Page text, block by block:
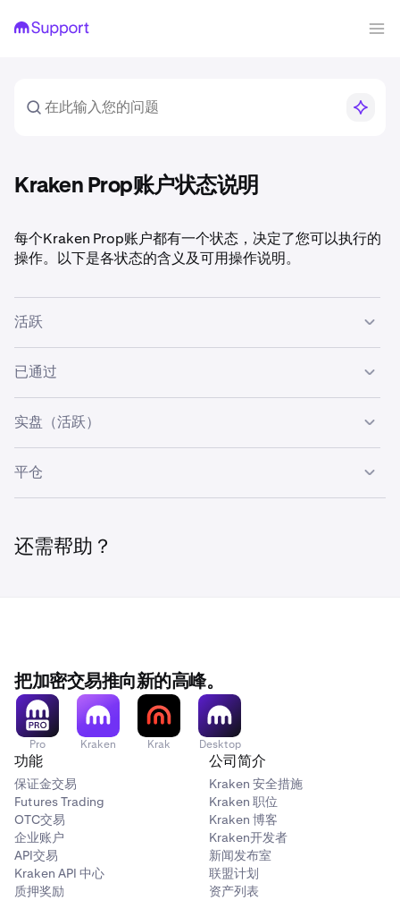
Kraken Prop账户状态说明
每个Kraken Prop账户都有一个状态，决定了您可以执行的
操作。以下是各状态的含义及可用操作说明。
活跃
您的账户已上线，交易功能已启用。这是考核账户和实盘账
户在状态正常时的默认状态。
您可以做些什么：
下单和管理订单、开仓和平仓、查看投资
已通过
您的考核账户已达到盈利目标。所有仓位已自动平仓，该账
户的交易功能已禁用。正在为您创建新的实盘账户。
您可以做些什么：
查看您的最终指标和交易记录。通过考核
据需要完成补充验证。两项均完成且人工审核通过后，我们
将激活您的实盘账户。请参阅
实盘（活跃）
您的实盘账户已激活，交易功能已启用。您现在正在使用实
盘资金进行交易，并可请求提取收益分成。
提取收益分成。
平仓
（MDD）限制。违规发生时，所有仓位已自动平仓，所有
挂单已自动撤销。
下一步：您可以随时购买新的测评资格。账户关闭后无需等
待期。
还需帮助？
把加密交易推向新的高峰。
Pro Kraken Krak Desktop
功能
保证金交易
Futures Trading
OTC交易
企业账户
API交易
Kraken API 中心
质押奖励
公司简介
Kraken 安全措施
Kraken 职位
Kraken 博客
Kraken开发者
新闻发布室
联盟计划
资产列表